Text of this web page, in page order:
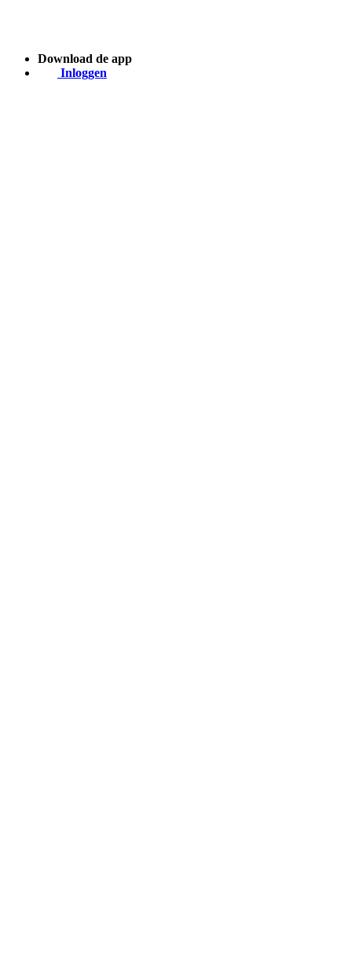
Download de app
Inloggen